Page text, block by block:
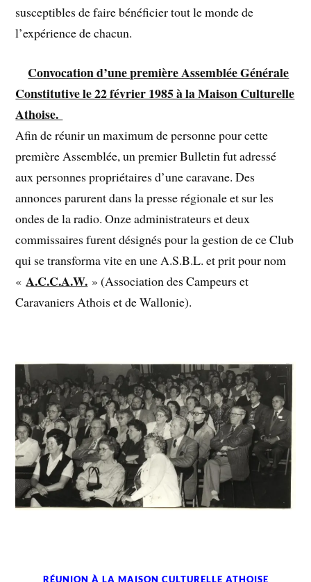
susceptibles de faire bénéficier tout le monde de
l’expérience de chacun.
Convocation d’une première Assemblée Générale
Constitutive le 22 février 1985 à la Maison Culturelle
Athoise.
Afin de réunir un maximum de personne pour cette
première Assemblée, un premier Bulletin fut adressé
aux personnes propriétaires d’une caravane. Des
annonces parurent dans la presse régionale et sur les
ondes de la radio. Onze administrateurs et deux
commissaires furent désignés pour la gestion de ce Club
qui se transforma vite en une A.S.B.L. et prit pour nom
« A.C.C.A.W. » (Association des Campeurs et
Caravaniers Athois et de Wallonie).
RÉUNION À LA MAISON CULTURELLE ATHOISE